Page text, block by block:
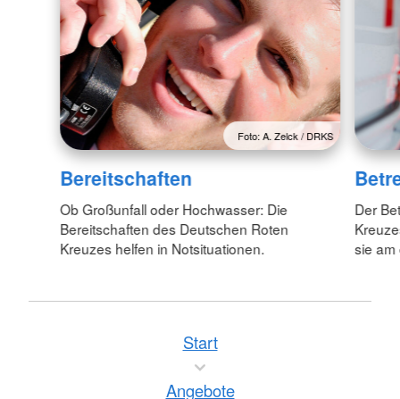
Foto: A. Zelck / DRKS
Bereitschaften
Ob Großunfall oder Hochwasser: Die
Bereitschaften des Deutschen Roten
Kreuzes helfen in Notsituationen.
Der
sie am
Start
Angebote